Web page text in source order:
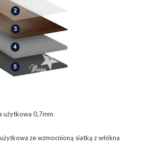
użytkowa 0,7mm
ze wzmocnioną siatką z włókna